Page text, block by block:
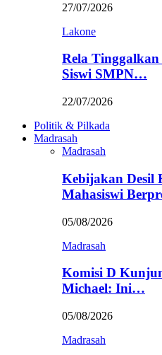
27/07/2026
Lakone
Rela Tinggalkan
Siswi SMPN…
22/07/2026
Politik & Pilkada
Madrasah
Madrasah
Kebijakan Desil
Mahasiswi
05/08/2026
Madrasah
Komisi D
Michael: Ini…
05/08/2026
Madrasah